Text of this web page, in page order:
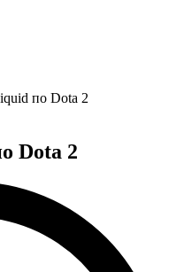
по Dota 2
Dota 2